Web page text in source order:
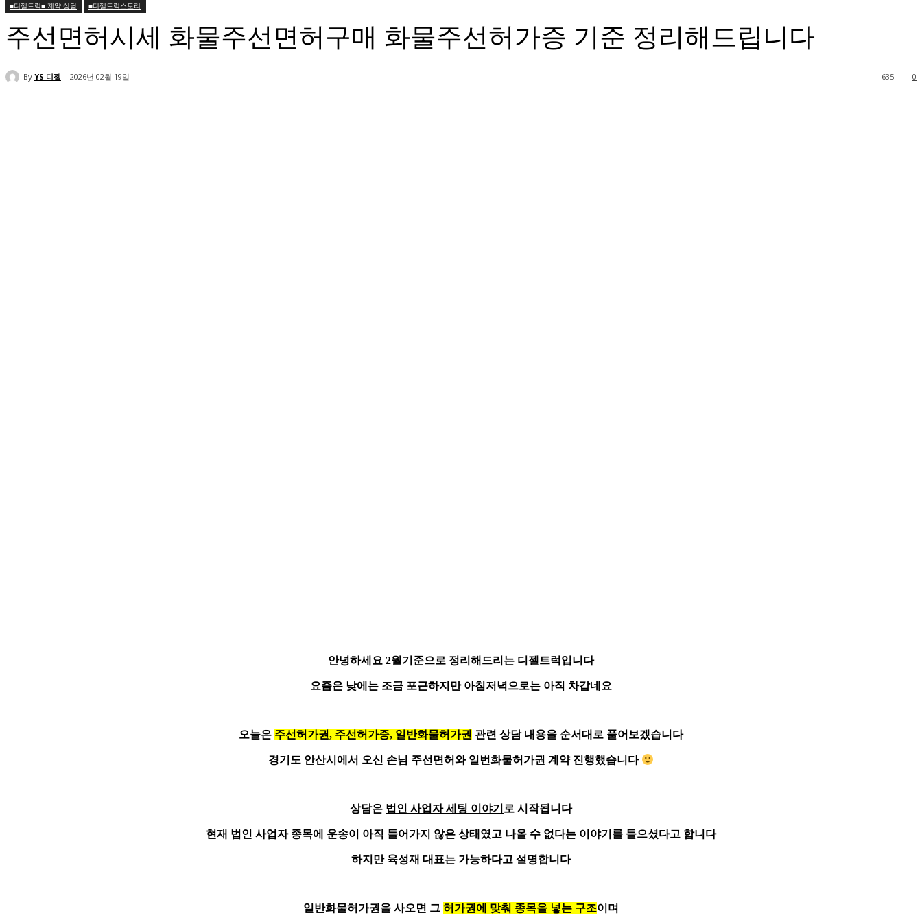
■디젤트럭■ 계약.상담 ■디젤트럭스토리
주선면허시세 화물주선면허구매 화물주선허가증 기준 정리해드립니다
By YS 디젤 2026년 02월 19일 0
635
안녕하세요 2월기준으로 정리해드리는 디젤트럭 입니다
요즘은 낮에는 조금 포근하지만 아침저녁으로는 아직 차갑네요
오늘은 주선허가권, 주선허가증, 일반화물허가권 관련 상담 내용을 순서대로 풀어보겠습니다
경기도 안산시에서 오신 손님 주선면허와 일번화물허가권 계약 진행했습니다
상담은 법인 사업자 세팅 이야기 로 시작됩니다
현재 법인 사업자 종목에 운송이 아직 들어가지 않은 상태 였고 나올 수 없다는 이야기를 들으셨다고 합니다
하지만 육성재 대표는 가능하다고 설명합니다
일반화물허가권을 사오면 그 허가권에 맞춰 종목을 넣는 구조이며